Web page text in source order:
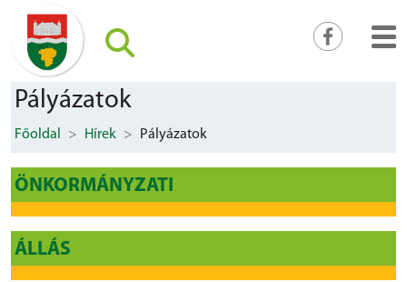
Pályázatok
Főoldal Hírek Pályázatok
ÖNKORMÁNYZATI
ÁLLÁS